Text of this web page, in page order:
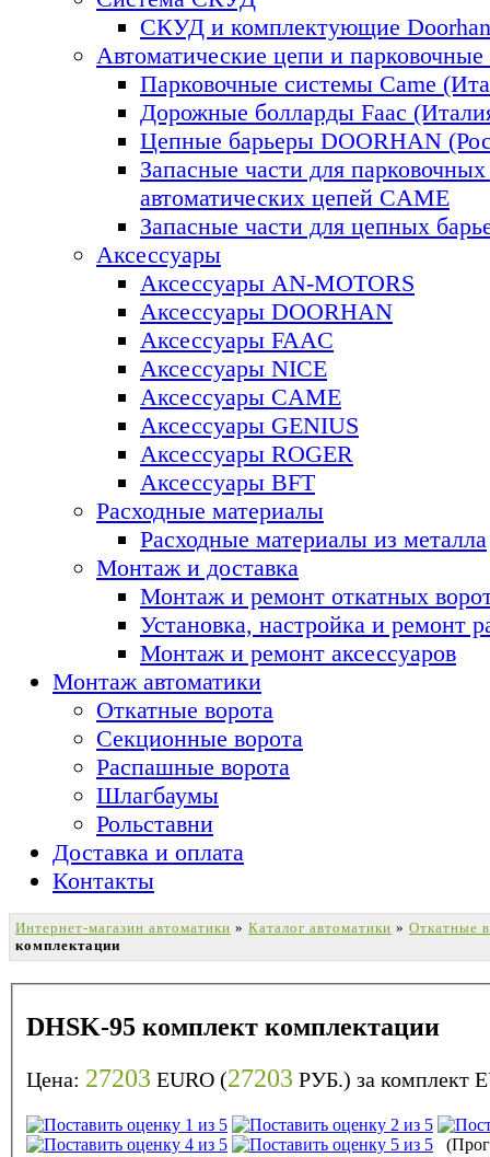
СКУД и комплектующие
Автоматические цепи и
Парковочные системы Came
Дорожные болларды Faac
Цепные барьеры DOORHAN
Запасные части для
автоматических цепей CAME
Запасные части для цепных
Аксессуары
Аксессуары AN-MOTORS
Аксесcуары DOORHAN
Аксесcуары FAAC
Аксесcуары NICE
Аксессуары CAME
Аксессуары GENIUS
Аксессуары ROGER
Аксесcуары BFT
Расходные материалы
Расходные материалы из металла
Монтаж и доставка
Монтаж и ремонт откатных
Установка, настройка и ремонт
Монтаж и ремонт аксессуаров
Монтаж автоматики
Откатные ворота
Секционные ворота
Распашные ворота
Шлагбаумы
Рольставни
Доставка и оплата
Контакты
Интернет-магазин автоматики » Каталог автоматики » Откатные
комплектации
DHSK-95 комплект комплектации
Цена: 27203 EURO (27203 РУБ.) за комплект